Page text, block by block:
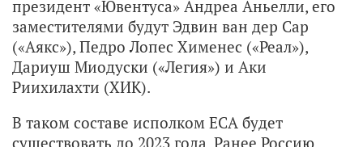
президент «Ювентуса» Андреа Аньелли, его
заместителями будут Эдвин ван дер Сар
(«Аякс»), Педро Лопес Хименес («Реал»),
Дариуш Миодуски («Легия») и Аки
Риихилахти (ХИК).
В таком составе исполком ЕСА будет
существовать до 2023 года. Ранее Россию